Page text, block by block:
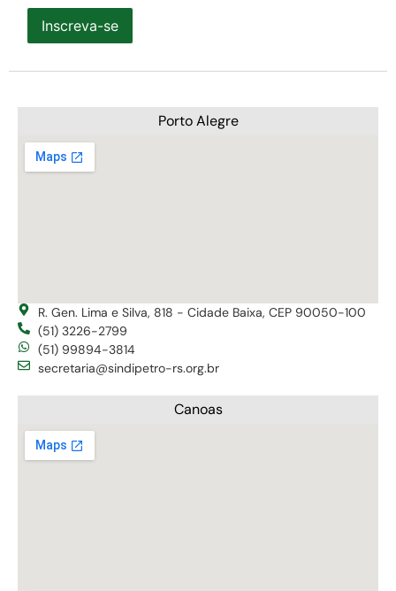
Inscreva-se
Porto Alegre
R. Gen. Lima e Silva, 818 - Cidade Baixa, CEP 90050-100
(51) 3226-2799
(51) 99894-3814
secretaria@sindipetro-rs.org.br
Canoas